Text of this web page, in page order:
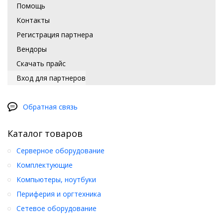
Помощь
Контакты
Регистрация партнера
Вендоры
Скачать прайс
Вход для партнеров
Обратная связь
Каталог товаров
Серверное оборудование
Комплектующие
Компьютеры, ноутбуки
Периферия и оргтехника
Сетевое оборудование